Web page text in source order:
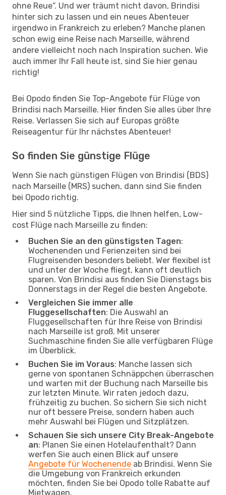
ohne Reue“. Und wer träumt nicht davon, Brindisi
hinter sich zu lassen und ein neues Abenteuer
irgendwo in Frankreich zu erleben? Manche planen
schon ewig eine Reise nach Marseille, während
andere vielleicht noch nach Inspiration suchen. Wie
auch immer Ihr Fall heute ist, sind Sie hier genau
richtig!
Bei Opodo finden Sie Top-Angebote für Flüge von
Brindisi nach Marseille. Hier finden Sie alles über Ihre
Reise. Verlassen Sie sich auf Europas größte
Reiseagentur für Ihr nächstes Abenteuer!
So finden Sie günstige Flüge
Wenn Sie nach günstigen Flügen von Brindisi (BDS)
nach Marseille (MRS) suchen, dann sind Sie finden
bei Opodo richtig.
Hier sind 5 nützliche Tipps, die Ihnen helfen, Low-
cost Flüge nach Marseille zu finden:
Buchen Sie an den günstigsten Tagen:
Wochenenden und Ferienzeiten sind bei
Flugreisenden besonders beliebt. Wer flexibel ist
und unter der Woche fliegt, kann oft deutlich
sparen. Von Brindisi aus finden Sie Dienstags bis
Donnerstags in der Regel die besten Angebote.
Vergleichen Sie immer alle
Fluggesellschaften: Die Auswahl an
Fluggesellschaften für Ihre Reise von Brindisi
nach Marseille ist groß. Mit unserer
Suchmaschine finden Sie alle verfügbaren Flüge
im Überblick.
Buchen Sie im Voraus: Manche lassen sich
gerne von spontanen Schnäppchen überraschen
und warten mit der Buchung nach Marseille bis
zur letzten Minute. Wir raten jedoch dazu,
frühzeitig zu buchen. So sichern Sie sich nicht
nur oft bessere Preise, sondern haben auch
mehr Auswahl bei Flügen und Sitzplätzen.
Schauen Sie sich unsere City Break-Angebote
an: Planen Sie einen Hotelaufenthalt? Dann
werfen Sie auch einen Blick auf unsere
Angebote für Wochenende ab Brindisi. Wenn Sie
die Umgebung von Frankreich erkunden
möchten, finden Sie bei Opodo tolle Rabatte auf
Mietwagen.